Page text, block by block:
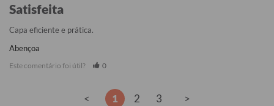
Satisfeita
Capa eficiente e prática.
Abençoa
Este comentário foi útil? 0
< 1 2 3 >